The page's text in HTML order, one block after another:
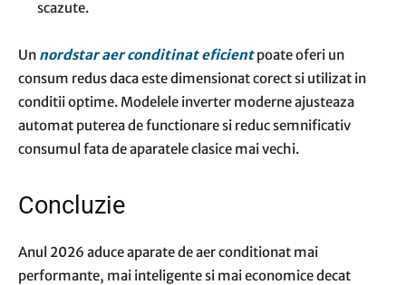
scazute.
Un nordstar aer conditinat eficientpoate oferi un
consum redus daca este dimensionat corect si utilizat in
conditii optime. Modelele inverter moderne ajusteaza
automat puterea de functionare si reduc semnificativ
consumul fata de aparatele clasice mai vechi.
Concluzie
Anul 2026 aduce aparate de aer conditionat mai
performante, mai inteligente si mai economice decat